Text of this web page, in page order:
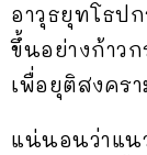
อาวุธยุทโธป
ขึ้นอย่างก้าวก
เพื่อยุติสงคร
แน่นอนว่าแน